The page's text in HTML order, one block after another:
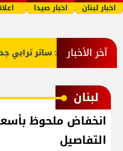
اخبار لبنان اخبار صيدا
آخر الأخبار
التجريبية: ساتر ترابي جديد
لبنان
انخفاض ملحوظ
التفاصيل